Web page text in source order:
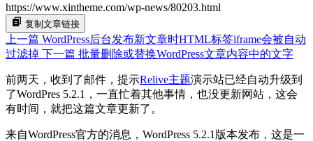
https://www.xintheme.com/wp-news/80203.html
复制文章链接
上一篇 WordPress后台发布新文章时HTML标签iframe会被自动
过滤掉 下一篇 批量删除或替换WordPress文章内容中的文字
前两天，收到了邮件，提示Relive主题演示站已经自动升级到
了WordPres 5.2.1，一直忙着其他事情，也没更新网站，这会
有时间，就把这篇文章更新了。
来自WordPress官方的消息，WordPress 5.2.1版本发布，这是一